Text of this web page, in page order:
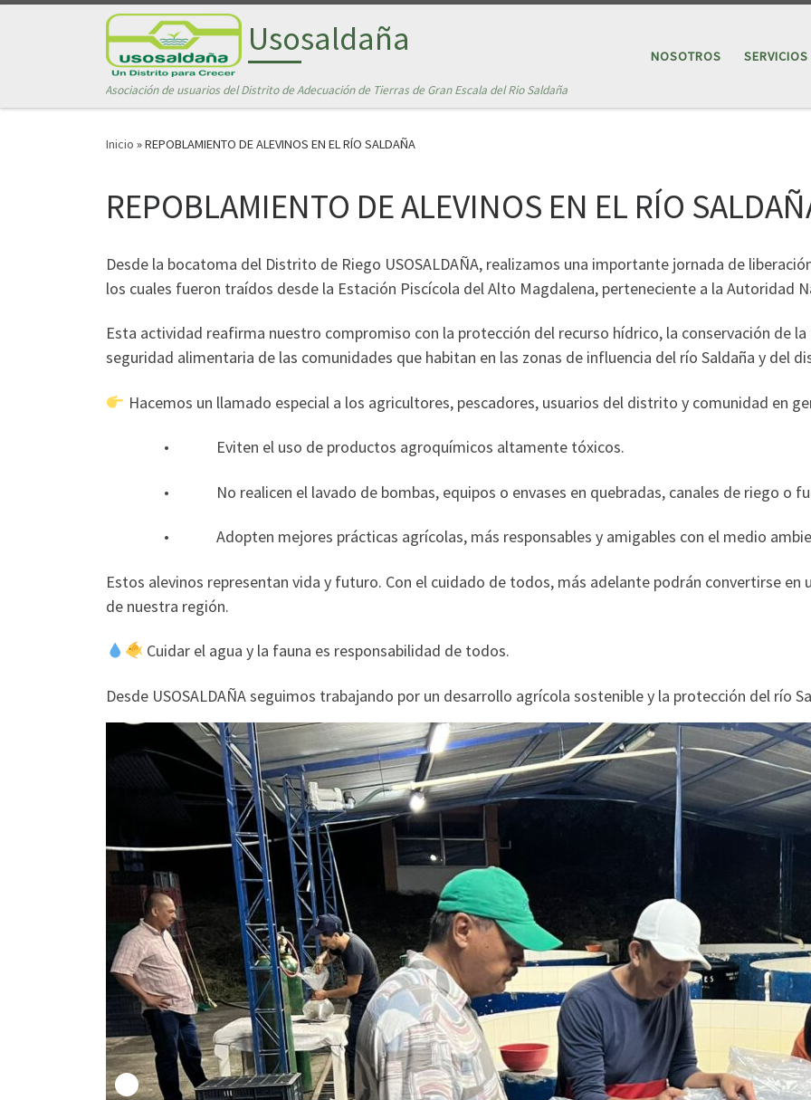
Saltar al contenido Usosaldaña
Asociación de usuarios del Distrito de Adecuación de Tierras de Gran Escala del Rio Saldaña
NOSOTROS SERVICIOS
Inicio »REPOBLAMIENTO DE ALEVINOS EN EL RÍO SALDAÑA
REPOBLAMIENTO DE ALEVINOS EN EL RÍO
Desde la bocatoma del Distrito de Riego USOSALDAÑA, realizamos una importante jornada de
los cuales fueron traídos desde la Estación Piscícola del Alto Magdalena, perteneciente a la Autoridad
Esta actividad reafirma nuestro compromiso con la protección del recurso hídrico, la conservación de
seguridad alimentaria de las comunidades que habitan en las zonas de influencia del río Saldaña y del
Hacemos un llamado especial a los agricultores, pescadores, usuarios del distrito y comunidad en
• Eviten el uso de productos agroquímicos altamente tóxicos.
• No realicen el lavado de bombas, equipos o envases en quebradas, canales de riego o
• Adopten mejores prácticas agrícolas, más responsables y amigables con el medio
Estos alevinos representan vida y futuro. Con el cuidado de todos, más adelante podrán convertirse
de nuestra región.
Cuidar el agua y la fauna es responsabilidad de todos.
Desde USOSALDAÑA seguimos trabajando por un desarrollo agrícola sostenible y la protección del río